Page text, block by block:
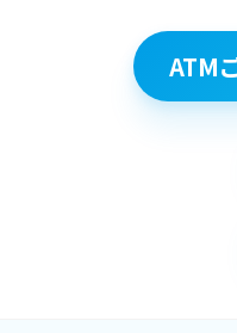
ATM